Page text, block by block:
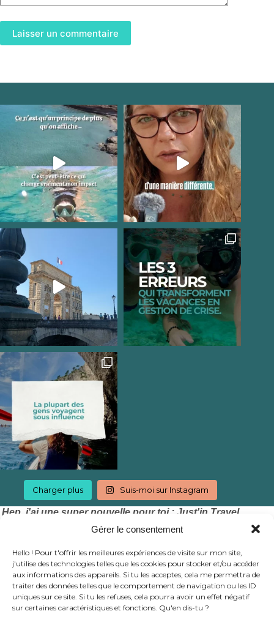
Gérer le consentement
Hello ! Pour t'offrir les meilleures expériences de visite sur mon site,
j'utilise des technologies telles que les cookies pour stocker et/ou accéder
aux informations des appareils. Si tu les acceptes, cela me permettra de
traiter des données telles que le comportement de navigation ou les ID
uniques sur ce site. Si tu les refuses, cela pourra avoir un effet négatif
sur certaines caractéristiques et fonctions. Qu'en dis-tu ?
Laisser un commentaire
Charger plus Suis-moi sur Instagram
Hep, j'ai une super nouvelle pour toi : Just'in Travel
accepte les chèques vacances !